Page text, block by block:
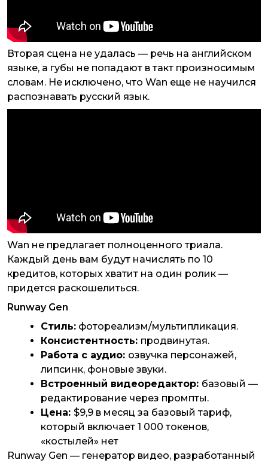
Вторая сцена не удалась — речь на английском
языке, а губы не попадают в такт произносимым
словам. Не исключено, что Wan еще не научился
распознавать русский язык.
Wan не предлагает полноценного триала.
Каждый день вам будут начислять по 10
кредитов, которых хватит на один ролик —
придется раскошелиться.
Runway Gen
Стиль: фотореализм/мультипликация.
Консистентность: продвинутая.
Работа с аудио: озвучка персонажей,
липсинк, фоновые звуки.
Встроенный видеоредактор: базовый —
редактирование через промпты.
Цена: $9,9 в месяц за базовый тариф,
который включает 1 000 токенов,
«костылей» нет
Runway Gen — генератор видео, разработанный